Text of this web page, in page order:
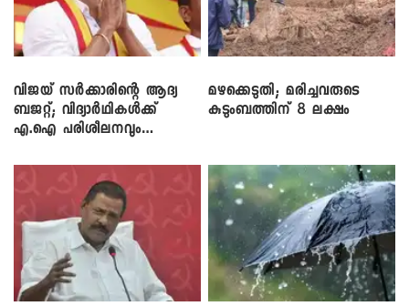
വിജയ് സർക്കാരിന്റെ ആദ്യ
ബജറ്റ്; വിദ്യാർഥികൾക്ക്
എ.ഐ പരിശീലനവും
മഴക്കെടുതി; മരിച്ചവരുടെ
കുടുംബത്തിന് 8 ലക്ഷം